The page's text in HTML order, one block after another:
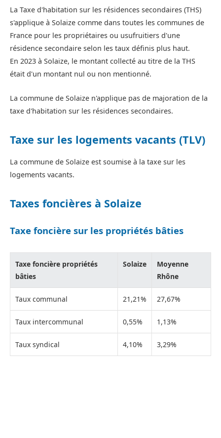
La Taxe d'habitation sur les résidences secondaires (THS)
s'applique à Solaize comme dans toutes les communes de
France pour les propriétaires ou usufruitiers d'une
résidence secondaire selon les taux définis plus haut.
En 2023 à Solaize, le montant collecté au titre de la THS
était d'un montant nul ou non mentionné.
La commune de Solaize n'applique pas de majoration de la
taxe d'habitation sur les résidences secondaires.
Taxe sur les logements vacants (TLV)
La commune de Solaize est soumise à la taxe sur les
logements vacants.
Taxes foncières à Solaize
Taxe foncière sur les propriétés bâties
Taxe foncière propriétés
bâties
Solaize
Moyenne
Rhône
Taux communal 21,21% 27,67%
Taux intercommunal 0,55% 1,13%
Taux syndical 4,10% 3,29%